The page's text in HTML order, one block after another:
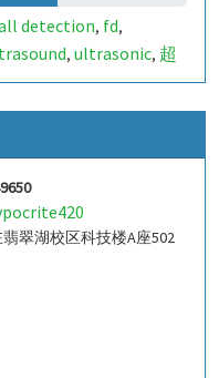
detection, fd,
, ultrasonic, 超
,室内定位,室内,
,indoor living quality,
翠湖校区科技楼A座502